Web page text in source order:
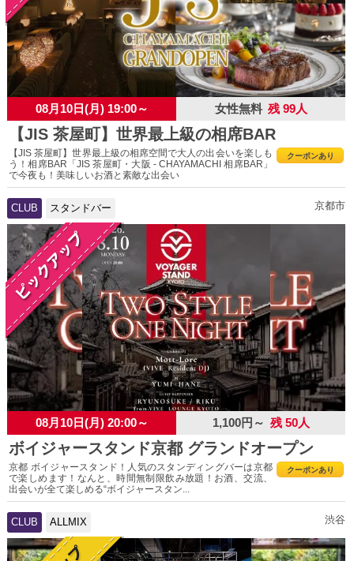
08月10日(月) 19:00～ 女性無料 残 99人
【JIS 茶屋町】世界最上級の相席BAR
クーポンあり
【JIS 茶屋町】世界最上級の相席空間で大人の出会いを楽しも
う！相席BAR「JIS 茶屋町・大阪 - CHAYAMACHI 相席BAR」
で今夜も！美味しいお酒と素敵な出会い
CLUB スタンドバー 京都市
08月10日(月) 20:00～ 1,100円～ 残 50人
ボイジャースタンド京都 グランドオープン
クーポンあり
京都 ボイジャースタンド！人気のスタンディングバーは京都
で楽しめます！なんと、時間無制限飲み放題！お酒、交流、
出会いが全て楽しめる“ボイジャースタン...
CLUB ALLMIX 渋谷